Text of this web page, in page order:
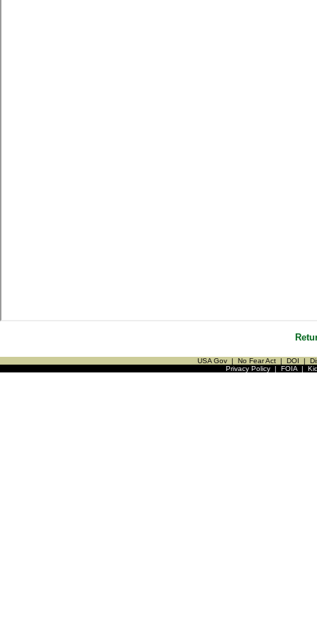
USA Gov | No Fear Act | DOI |
Privacy Policy| FOIA|